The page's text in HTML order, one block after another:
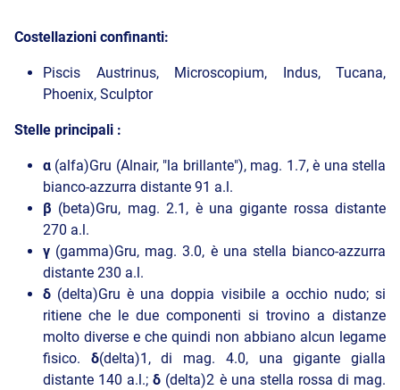
Costellazioni confinanti:
Piscis Austrinus, Microscopium, Indus, Tucana,
Phoenix, Sculptor
Stelle principali :
α (alfa)Gru (Alnair, "la brillante"), mag. 1.7, è una stella
bianco-azzurra distante 91 a.l.
β (beta)Gru, mag. 2.1, è una gigante rossa distante
270 a.l.
γ (gamma)Gru, mag. 3.0, è una stella bianco-azzurra
distante 230 a.l.
δ (delta)Gru è una doppia visibile a occhio nudo; si
ritiene che le due componenti si trovino a distanze
molto diverse e che quindi non abbiano alcun legame
fisico. δ(delta)1, di mag. 4.0, una gigante gialla
distante 140 a.l.;δ (delta)2 è una stella rossa di mag.